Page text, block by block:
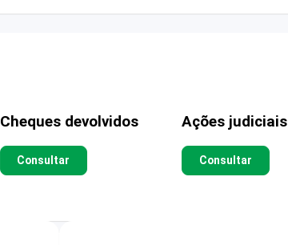
Cheques devolvidos
Consultar
Ações judiciais
Consultar